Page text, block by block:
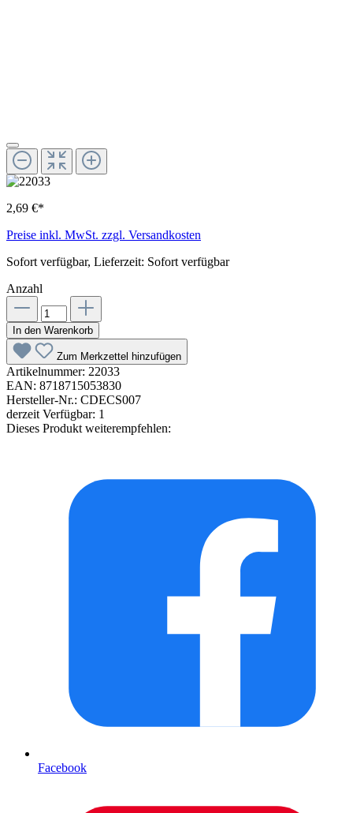
2,69 €*
Preise inkl. MwSt. zzgl. Versandkosten
Sofort verfügbar, Lieferzeit: Sofort verfügbar
Anzahl
In den Warenkorb
Zum Merkzettel hinzufügen
Artikelnummer: 22033
EAN: 8718715053830
Hersteller-Nr.: CDECS007
derzeit Verfügbar: 1
Dieses Produkt weiterempfehlen:
Facebook